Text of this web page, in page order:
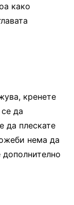
како
кренете
да
да плескате
нема да